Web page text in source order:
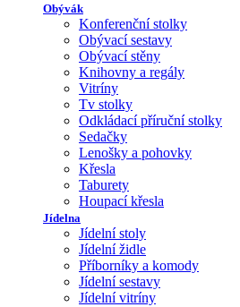
Obývák
Konferenční stolky
Obývací sestavy
Obývací stěny
Knihovny a regály
Vitríny
Tv stolky
Odkládací příruční stolky
Sedačky
Lenošky a pohovky
Křesla
Taburety
Houpací křesla
Jídelna
Jídelní stoly
Jídelní židle
Příborníky a komody
Jídelní sestavy
Jídelní vitríny